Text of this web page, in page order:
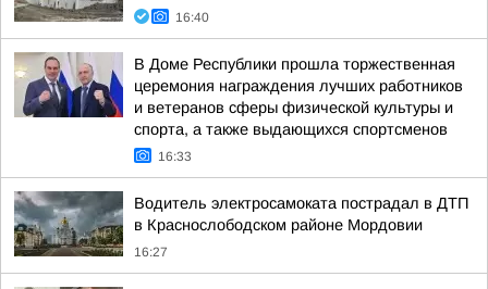
16:40
В Доме Республики прошла торжественная
церемония награждения лучших работников
и ветеранов сферы физической культуры и
спорта, а также выдающихся спортсменов
16:33
Водитель электросамоката пострадал в ДТП
в Краснослободском районе Мордовии
16:27